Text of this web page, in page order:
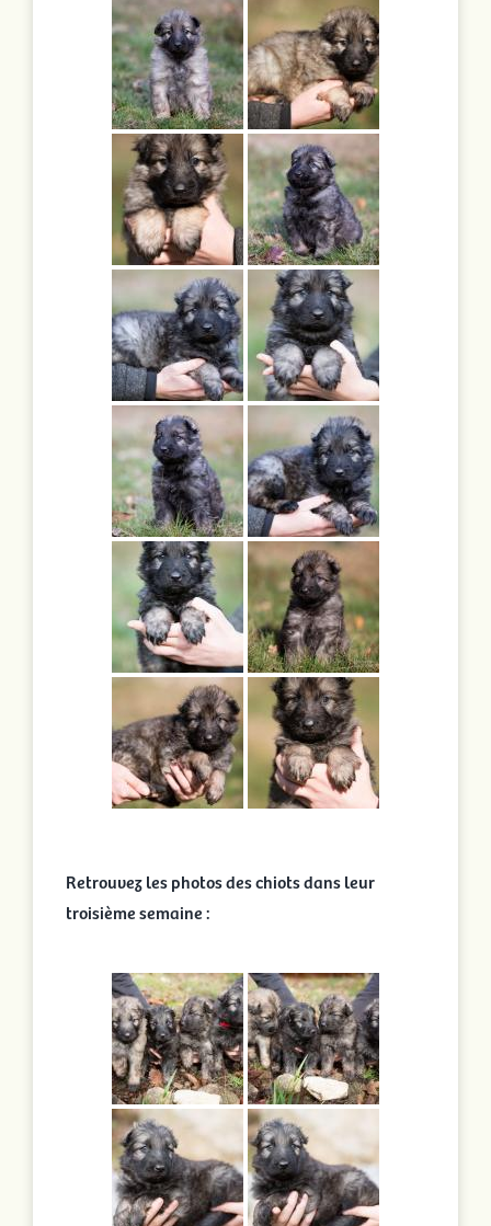
Retrouvez les photos des chiots dans leur
troisième semaine :